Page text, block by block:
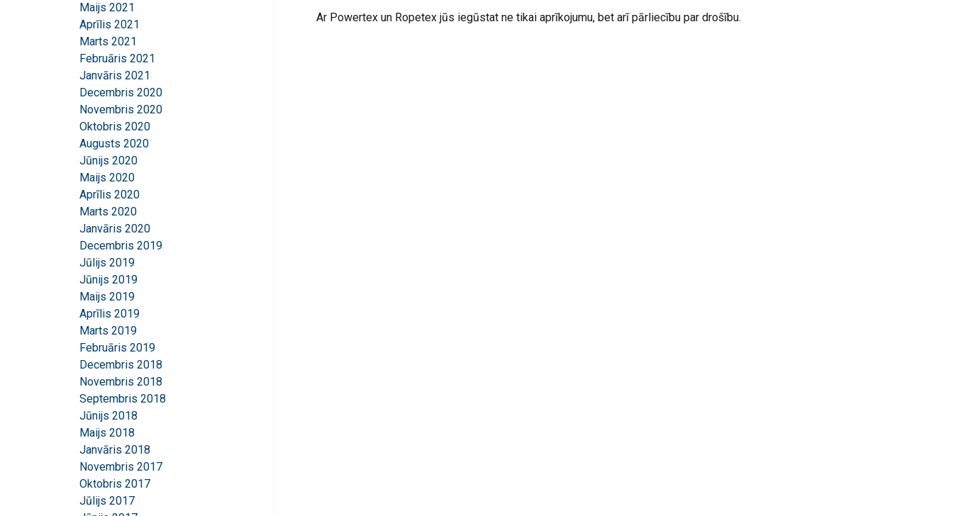
Ar Powertex un Ropetex jūs iegūstat ne tikai aprīkojumu, bet arī pārliecību par drošību.
Maijs 2021
Aprīlis 2021
Marts 2021
Februāris 2021
Janvāris 2021
Decembris 2020
Novembris 2020
Oktobris 2020
Augusts 2020
Jūnijs 2020
Maijs 2020
Aprīlis 2020
Marts 2020
Janvāris 2020
Decembris 2019
Jūlijs 2019
Jūnijs 2019
Maijs 2019
Aprīlis 2019
Marts 2019
Februāris 2019
Decembris 2018
Novembris 2018
Septembris 2018
Jūnijs 2018
Maijs 2018
Janvāris 2018
Novembris 2017
Oktobris 2017
Jūlijs 2017